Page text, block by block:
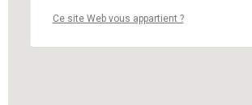
Ce site Web vous appartient ?